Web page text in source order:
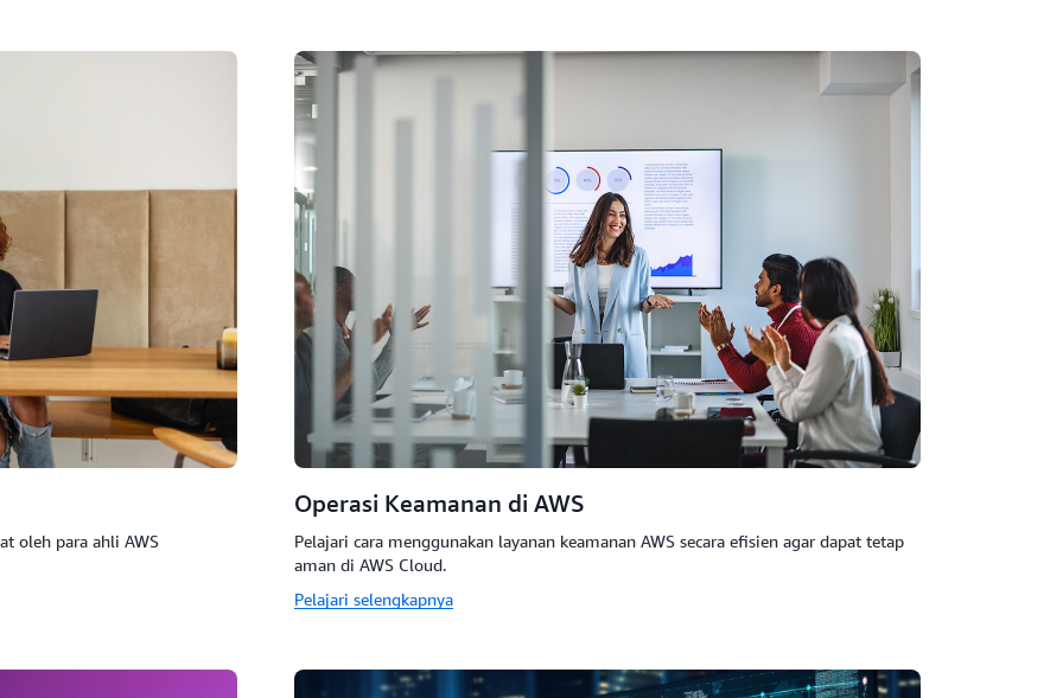
oleh para ahli AWS
Operasi Keamanan di AWS
Pelajari cara menggunakan layanan keamanan AWS secara efisien agar dapat tetap
aman di AWS Cloud.
Pelajari selengkapnya